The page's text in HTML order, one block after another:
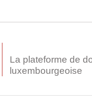
La plateforme de